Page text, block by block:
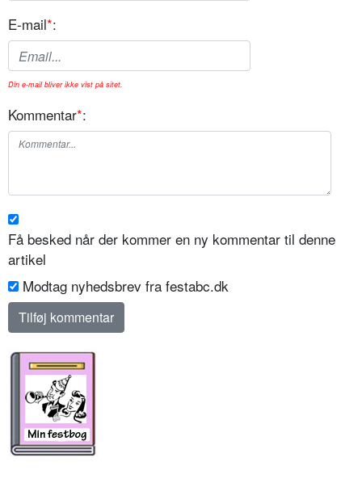
E-mail*:
Din e-mail bliver ikke vist på sitet.
Kommentar*:
Få besked når der kommer en ny kommentar til denne
artikel
Modtag nyhedsbrev fra festabc.dk